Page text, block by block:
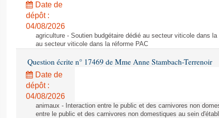
Date de
dépôt :
04/08/2026
agriculture - Soutien budgétaire dédié au secteur viticole dans
au secteur viticole dans la réforme PAC
Question écrite n° 17469 de Mme Anne Stambach-Terrenoir
Date de
dépôt :
04/08/2026
animaux - Interaction entre le public et des carnivores non
entre le public et des carnivores non domestiques au sein